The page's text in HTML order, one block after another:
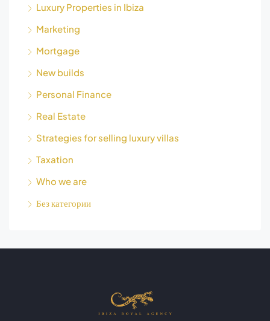
Luxury Properties in Ibiza
Marketing
Mortgage
New builds
Personal Finance
Real Estate
Strategies for selling luxury villas
Taxation
Who we are
Без категории